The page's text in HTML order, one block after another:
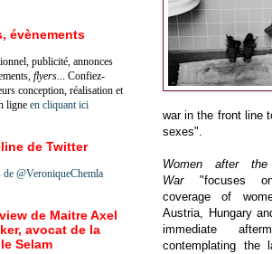
war in the front line
sexes".
Women after
War"focuses
coverage of
Austria, Hungary
immediate
contemplating the
évènements
publicité, annonces
flyers ... Confiez-
conception, réalisation et
ligne en cliquant ici
de Twitter
de @VeroniqueChemla
de Maitre Axel
avocat de la
Selam